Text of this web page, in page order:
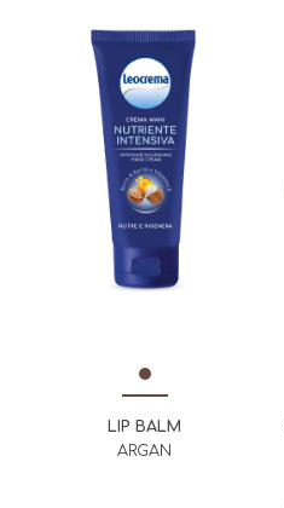
LIP BALM
ARGAN